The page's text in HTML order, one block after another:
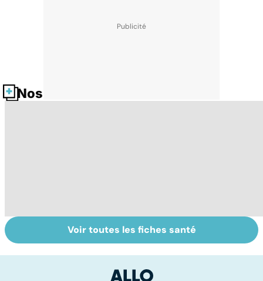
Nos fiches santé
HPV : tout savoir
sur les
Post-partum : un
bouleversement
naissance
Voir toutes les fiches santé